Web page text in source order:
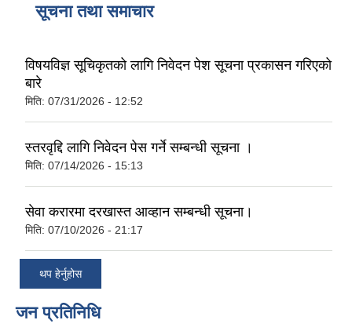
सूचना तथा समाचार
विषयविज्ञ सूचिकृतको लागि निवेदन पेश सूचना प्रकासन गरिएको
बारे
मिति: 07/31/2026 - 12:52
स्तरवृद्दि लागि निवेदन पेस गर्ने सम्बन्धी सूचना ।
मिति: 07/14/2026 - 15:13
सेवा करारमा दरखास्त आव्हान सम्बन्धी सूचना।
मिति: 07/10/2026 - 21:17
थप हेर्नुहोस
जन प्रतिनिधि